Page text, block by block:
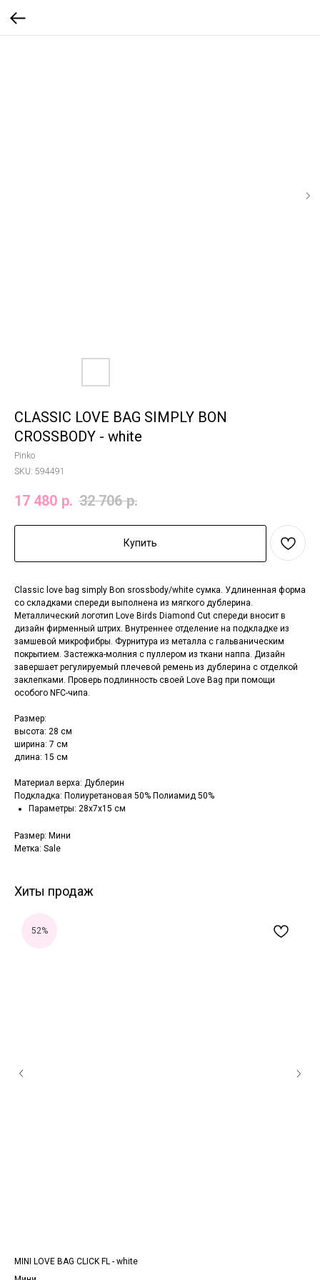
CLASSIC LOVE BAG SIMPLY BON
CROSSBODY - white
Pinko
SKU: 594491
17 480 р. 32 706 р.
Купить
Classic love bag simply Bon srossbody/white сумка. Удлиненная форма
со складками спереди выполнена из мягкого дублерина.
Металлический логотип Love Birds Diamond Cut спереди вносит в
дизайн фирменный штрих. Внутреннее отделение на подкладке из
замшевой микрофибры. Фурнитура из металла с гальваническим
покрытием. Застежка-молния с пуллером из ткани наппа. Дизайн
завершает регулируемый плечевой ремень из дублерина с отделкой
заклепками. Проверь подлинность своей Love Bag при помощи
особого NFC-чипа.
Размер:
высота: 28 см
ширина: 7 см
длина: 15 см
Материал верха: Дублерин
Подкладка: Полиуретановая 50% Полиамид 50%
Параметры: 28x7x15 см
Размер: Мини
Метка: Sale
Хиты продаж
52%
MINI LOVE BAG CLICK FL - white